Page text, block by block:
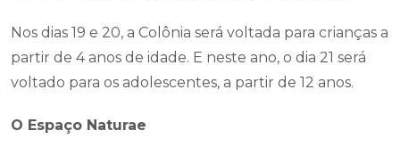
Nos dias 19 e 20, a Colônia será voltada para crianças a
partir de 4 anos de idade. E neste ano, o dia 21 será
voltado para os adolescentes, a partir de 12 anos.
O Espaço Naturae